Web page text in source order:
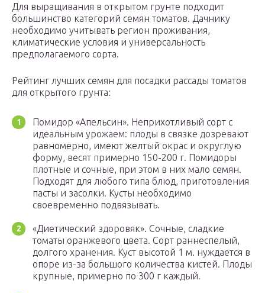
Для выращивания в открытом грунте подходит
большинство категорий семян томатов. Дачнику
необходимо учитывать регион проживания,
климатические условия и универсальность
предполагаемого сорта.
Рейтинг лучших семян для посадки рассады томатов
для открытого грунта:
Помидор «Апельсин». Неприхотливый сорт с
идеальным урожаем: плоды в связке дозревают
равномерно, имеют желтый окрас и округлую
форму, весят примерно 150-200 г. Помидоры
плотные и сочные, при этом в них мало семян.
Подходят для любого типа блюд, приготовления
пасты и засолки. Кусты необходимо
своевременно подвязывать.
«Диетический здоровяк». Сочные, сладкие
томаты оранжевого цвета. Сорт раннеспелый,
долгого хранения. Куст высотой 1 м. нуждается в
опоре из-за большого количества кистей. Плоды
крупные, примерно по 300 г каждый.